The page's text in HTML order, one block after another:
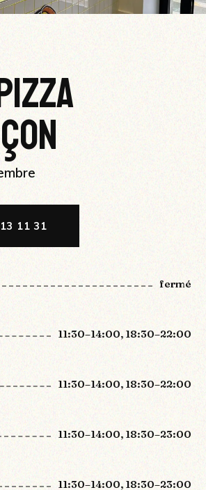
11 31
fermé
11:30–14:00, 18:30–22:00
11:30–14:00, 18:30–22:00
11:30–14:00, 18:30–23:00
11:30–14:00, 18:30–23:00